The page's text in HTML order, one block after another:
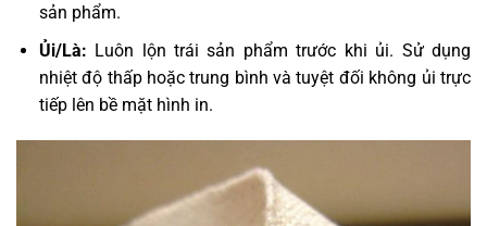
sản phẩm.
Ủi/Là: Luôn lộn trái sản phẩm trước khi ủi. Sử dụng
nhiệt độ thấp hoặc trung bình và tuyệt đối không ủi trực
tiếp lên bề mặt hình in.